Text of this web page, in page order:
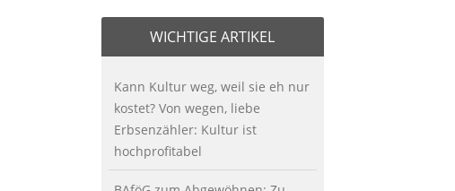
WICHTIGE ARTIKEL
Kann Kultur weg, weil sie eh nur
kostet? Von wegen, liebe
Erbsenzähler: Kultur ist
hochprofitabel